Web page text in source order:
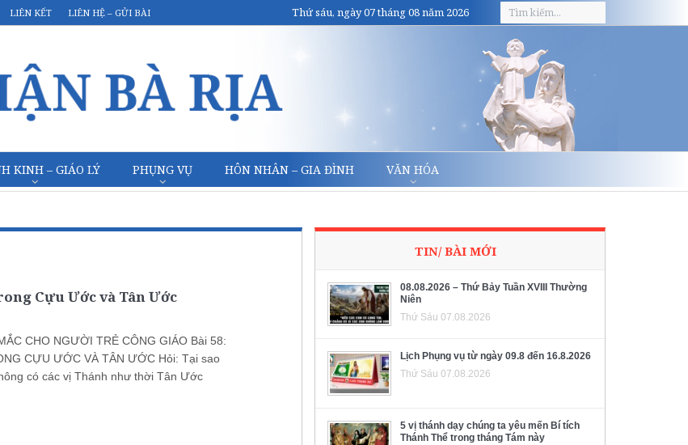
LIÊN KẾT LIÊN HỆ – GỬI BÀI Thứ sáu, ngày 07 tháng 08 năm 2026
KINH – GIÁO LÝ PHỤNG VỤ HÔN NHÂN – GIA ĐÌNH VĂN HÓA
Cựu Ước và Tân Ước
CHO NGƯỜI TRẺ CÔNG GIÁO Bài 58:
CỰU ƯỚC VÀ TÂN ƯỚC Hỏi: Tại sao
có các vị Thánh như thời Tân Ước
TIN/ BÀI MỚI
08.08.2026 – Thứ Bảy Tuần XVIII Thường
Niên
Thứ Sáu 07.08.2026
Lịch Phụng vụ từ ngày 09.8 đến 16.8.2026
Thứ Sáu 07.08.2026
5 vị thánh dạy chúng ta yêu mến Bí tích
Thánh Thể trong tháng Tám này